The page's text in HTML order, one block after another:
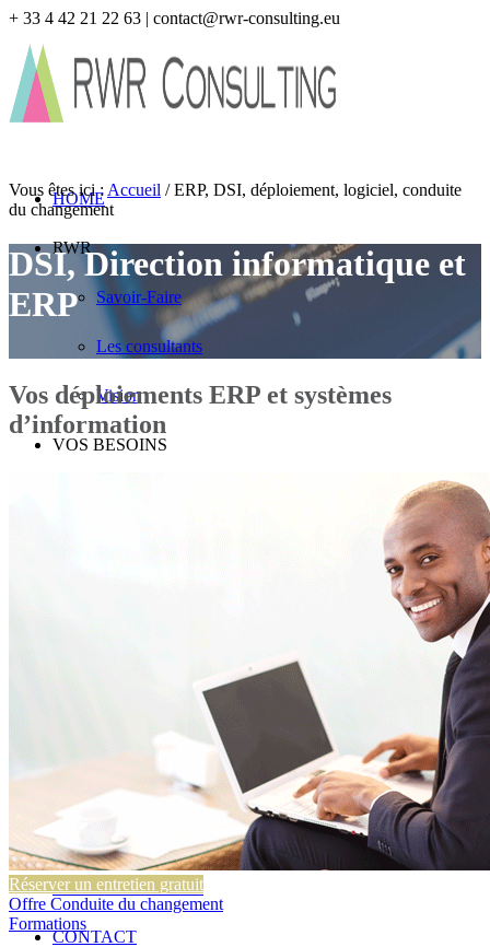
+ 33 4 42 21 22 63 | contact@rwr-consulting.eu
HOME
RWR
Savoir-Faire
Les consultants
Vision
VOS BESOINS
Conseil Microsoft Dynamics 365 Business Central
Conduite du changement
Marketing
Lean Management
BLOG
NOUS REJOINDRE
CONTACT
Vous êtes ici :Accueil / ERP, DSI, déploiement, logiciel, conduite
du changement
DSI, Direction informatique et
ERP
Vos déploiements ERP et systèmes
d’information
Réserver un entretien gratuit
Offre Conduite du changement
Formations